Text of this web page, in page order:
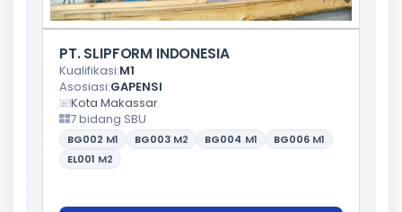
PT. SLIPFORM INDONESIA
Kualifikasi:M1
Asosiasi:GAPENSI
Kota Makassar
7 bidang SBU
BG002 M1 BG003 M2 BG004 M1 BG006 M1
EL001 M2